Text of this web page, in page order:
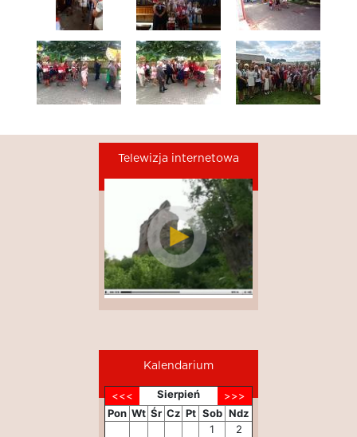
Telewizja internetowa
Kalendarium
Sierpień
Pon Wt Śr Cz Pt Sob Ndz
1
2